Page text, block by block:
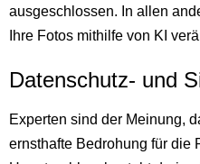
ausgeschlossen. In allen
Ihre Fotos mithilfe von KI
Datenschutz- und
Experten sind der Meinung,
ernsthafte Bedrohung für die